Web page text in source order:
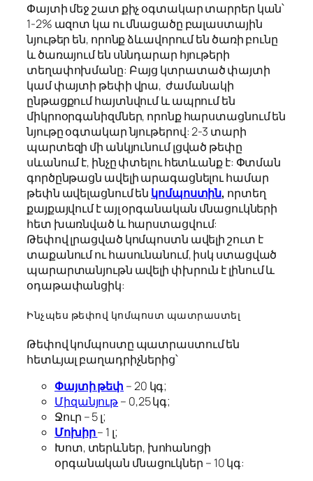
Փայտի մեջ շատ քիչ օգտակար տարրեր կան՝
1-2% ազոտ կա ու մնացածը բալաստային
նյութեր են, որոնք ձևավորում են ծառի բունը
և ծառայում են սննդարար հյութերի
տեղափոխմանը: Բայց կտրատած փայտի
կամ փայտի թեփի վրա, ժամանակի
ընթացքում հայտնվում և ապրում են
միկրոօրգանիզմներ, որոնք հարստացնում են
նյութը օգտակար նյութերով: 2-3 տարի
պարտեզի մի անկյունում լցված թեփը
սևանում է, ինչը փտելու հետևանք է: Փտման
գործընթացն ավելի արագացնելու համար
թեփն ավելացնում են կոմպոստին, որտեղ
քայքայվում է այլ օրգանական մնացուկների
հետ խառնված և հարստացվում:
Թեփով լրացված կոմպոստն ավելի շուտ է
տաքանում ու հասունանում, իսկ ստացված
պարարտանյութն ավելի փխրուն է լինում և
օդաթափանցիկ:
Ինչպես թեփով կոմպոստ պատրաստել
Թեփով կոմպոստը պատրաստում են
հետևյալ բաղադրիչներից՝
Փայտի թեփ – 20 կգ;
Միզանյութ– 0,25 կգ;
Ջուր – 5 լ;
Մոխիր– 1 լ;
Խոտ, տերևներ, խոհանոցի
օրգանական մնացուկներ – 10 կգ: